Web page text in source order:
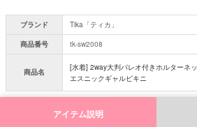
ブランド
Tika「ティカ」
商品番号
tk-sw2008
商品名
[水着] 2way大判パレオ付きホルターネ
エスニックギャルビキニ
アイテム説明